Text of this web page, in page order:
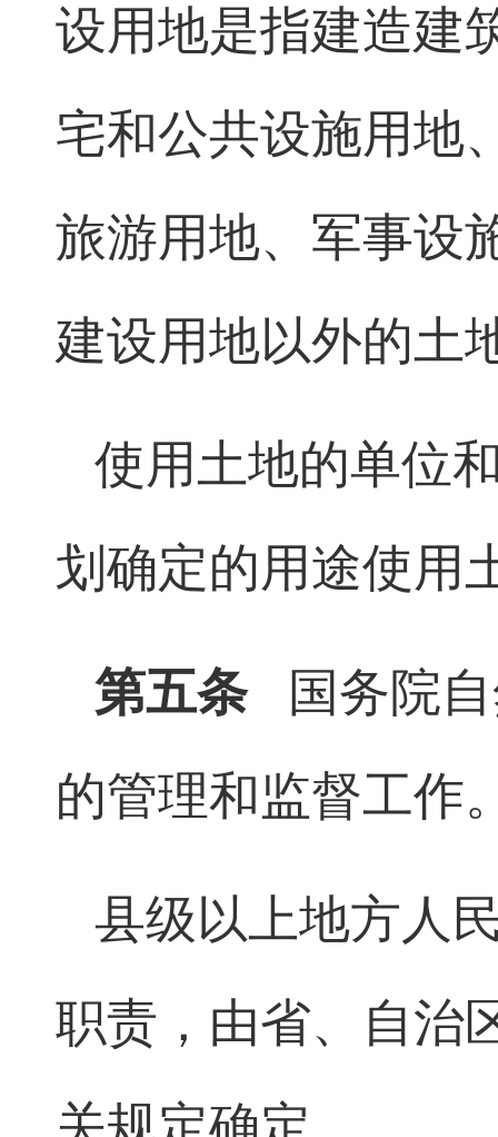
设用地是指建造建
宅和公共设施用地
旅游用地、军事设
建设用地以外的土
使用土地的单位
划确定的用途使用
第五条
国务院
的管理和监督工作
县级以上地方人
职责，由省、自治